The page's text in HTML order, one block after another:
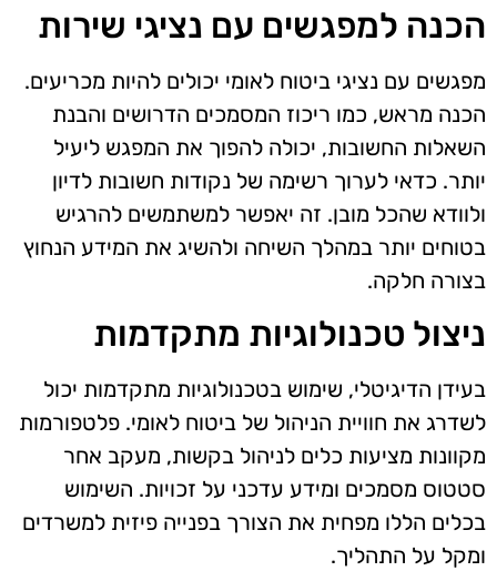
הכנה למפגשים עם נציגי שירות
מפגשים עם נציגי ביטוח לאומי יכולים להיות מכריעים.
הכנה מראש, כמו ריכוז המסמכים הדרושים והבנת
השאלות החשובות, יכולה להפוך את המפגש ליעיל
יותר. כדאי לערוך רשימה של נקודות חשובות לדיון
ולוודא שהכל מובן. זה יאפשר למשתמשים להרגיש
בטוחים יותר במהלך השיחה ולהשיג את המידע הנחוץ
בצורה חלקה.
ניצול טכנולוגיות מתקדמות
בעידן הדיגיטלי, שימוש בטכנולוגיות מתקדמות יכול
לשדרג את חוויית הניהול של ביטוח לאומי. פלטפורמות
מקוונות מציעות כלים לניהול בקשות, מעקב אחר
סטטוס מסמכים ומידע עדכני על זכויות. השימוש
בכלים הללו מפחית את הצורך בפנייה פיזית למשרדים
ומקל על התהליך.